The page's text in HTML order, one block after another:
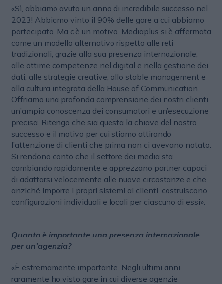
«Sì, abbiamo avuto un anno di incredibile successo nel
2023! Abbiamo vinto il 90% delle gare a cui abbiamo
partecipato. Ma c’è un motivo. Mediaplus si è affermata
come un modello alternativo rispetto alle reti
tradizionali, grazie alla sua presenza internazionale,
alle ottime competenze nel digital e nella gestione dei
dati, alle strategie creative, allo stable management e
alla cultura integrata della House of Communication.
Offriamo una profonda comprensione dei nostri clienti,
un’ampia conoscenza dei consumatori e un’esecuzione
precisa. Ritengo che sia questa la chiave del nostro
successo e il motivo per cui stiamo attirando
l’attenzione di clienti che prima non ci avevano notato.
Si rendono conto che il settore dei media sta
cambiando rapidamente e apprezzano partner capaci
di adattarsi velocemente alle nuove circostanze e che,
anziché imporre i propri sistemi ai clienti, costruiscono
configurazioni individuali e locali per ciascuno di essi».
Quanto è importante una presenza internazionale
per un’agenzia?
«È estremamente importante. Negli ultimi anni,
raramente ho visto gare in cui diverse agenzie